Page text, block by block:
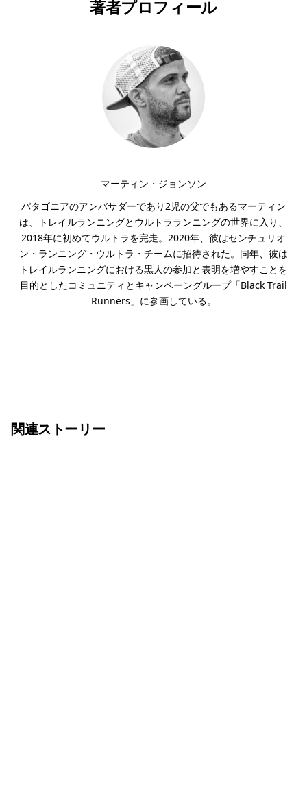
著者プロフィール
マーティン・ジョンソン
パタゴニアのアンバサダーであり2児の父でもあるマーティン
は、トレイルランニングとウルトラランニングの世界に入り、
2018年に初めてウルトラを完走。2020年、彼はセンチュリオ
ン・ランニング・ウルトラ・チームに招待された。同年、彼は
トレイルランニングにおける黒人の参加と表明を増やすことを
目的としたコミュニティとキャンペーングループ「Black Trail
Runners」に参画している。
関連ストーリー